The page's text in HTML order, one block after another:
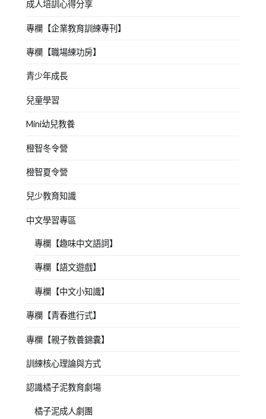
成人培訓心得分享
專欄【企業教育訓練專刊】
專欄【職場練功房】
青少年成長
兒童學習
Mini幼兒教養
橙智冬令營
橙智夏令營
兒少教育知識
中文學習專區
專欄【趣味中文語詞】
專欄【語文遊戲】
專欄【中文小知識】
專欄【青春進行式】
專欄【親子教養錦囊】
訓練核心理論與方式
認識橘子泥教育劇場
橘子泥成人劇團